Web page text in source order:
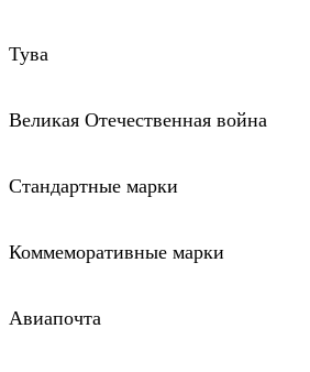
Тува
Великая Отечественная война
Стандартные марки
Коммеморативные марки
Авиапочта